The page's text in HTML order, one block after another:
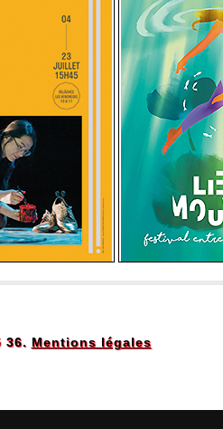
36. Mentions légales